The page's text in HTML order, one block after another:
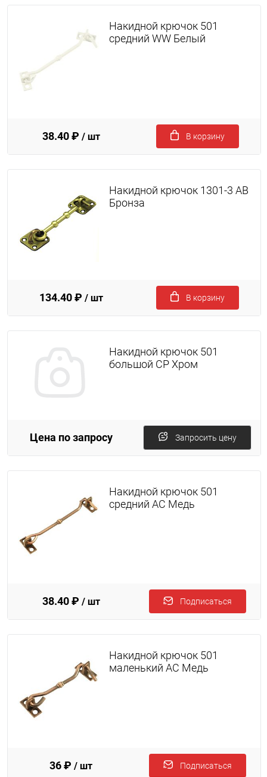
Накидной крючок 501
средний WW Белый
38.40 ₽ / шт В корзину
Накидной крючок 1301-3 AB
Бронза
134.40 ₽ / шт В корзину
Накидной крючок 501
большой CP Хром
Цена по запросу Запросить цену
Накидной крючок 501
средний AC Медь
38.40 ₽ / шт Подписаться
Накидной крючок 501
маленький AC Медь
36 ₽ / шт Подписаться